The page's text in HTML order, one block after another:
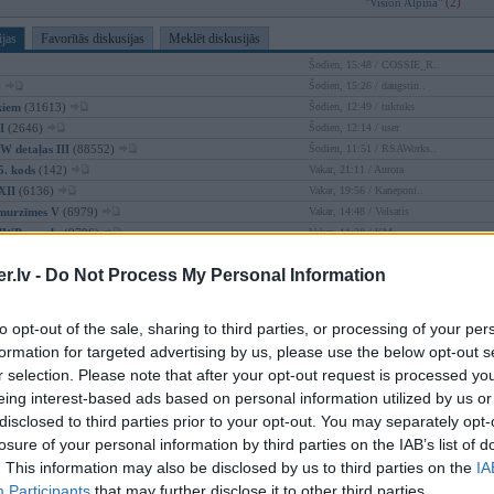
- Do Not Process My Personal Information
opt-out of the sale, sharing to third parties, or processing of your
for targeted advertising by us, please use the below opt-out
selection. Please note that after your opt-out request is processed
interest-based ads based on personal information utilized by us
to third parties prior to your opt-out. You may separately
of your personal information by third parties on the IAB’s list of
This information may also be disclosed by us to third parties on the
Participants that may further disclose it to other third parties.
Favorītās diskusijas Meklēt diskusijās
Šodien, 15:48 / COSSIE_R..
Šodien, 15:26 / daugstin..
(31613) Šodien, 12:49 / tuktuks
(2646) Šodien, 12:14 / user
detaļas III (88552) Šodien, 11:51 / RSAWorks..
kods (142) Vakar, 21:11 / Aurora
(6136) Vakar, 19:56 / Kaneponi..
V (6979) Vakar, 14:48 / Velsatis
(9796) Vakar, 11:38 / KM
(24639) 07 Aug, 18:53 / user
(1064) 06 Aug, 13:20 / martins_..
22(12734) 06 Aug, 10:39 / GirtzB
apstākļos (741) 06 Aug, 10:32 / bum_bumz
(8590) 06 Aug, 09:52 / tracums7..
XII (36082) 06 Aug, 07:04 / martins_..
- Grilli / Mangaļi utt(1169) 05 Aug, 22:38 / Corey
05 Aug, 20:23 / 7977
aizstāvjiem! (112) 05 Aug, 19:50 / janeks7